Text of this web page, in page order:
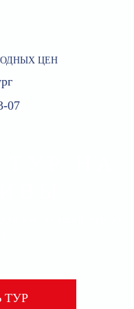
ЦЕН
07
ТУР